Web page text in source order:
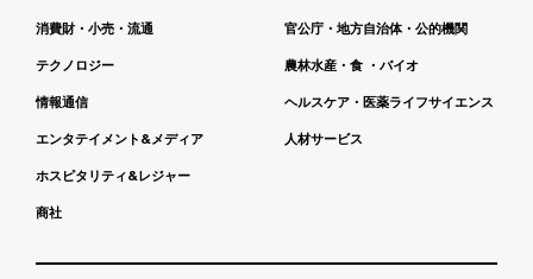
消費財・小売・流通
テクノロジー
情報通信
エンタテイメント&メディア
ホスピタリティ&レジャー
商社
官公庁・地方自治体・公的機関
農林水産・食 ・バイオ
ヘルスケア・医薬ライフサイエンス
人材サービス